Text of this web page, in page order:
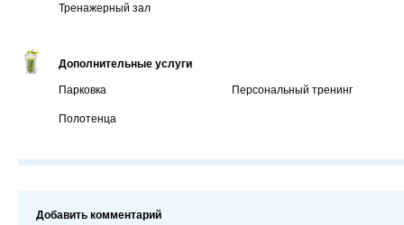
Тренажерный зал
Дополнительные услуги
Парковка Персональный тренинг
Полотенца
Добавить комментарий